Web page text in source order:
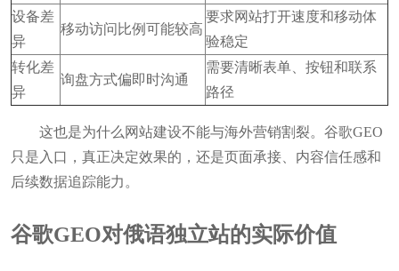
设备差
异
移动访问比例可能较高
要求网站打开速度和移动体
验稳定
转化差
异
询盘方式偏即时沟通
需要清晰表单、按钮和联系
路径
这也是为什么网站建设不能与海外营销割裂。谷歌GEO
只是入口，真正决定效果的，还是页面承接、内容信任感和
后续数据追踪能力。
谷歌GEO对俄语独立站的实际价值